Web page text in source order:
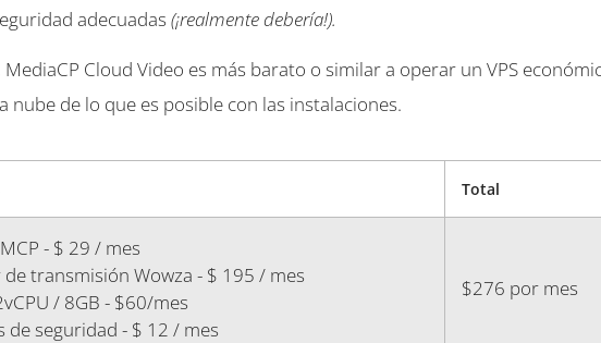
adecuadas (¡realmente debería!).
Cloud Video es más barato o similar a operar un VPS
de lo que es posible con las instalaciones.
Total
- $ 29 / mes
transmisión Wowza - $ 195 / mes
/ 8GB - $60/mes
de seguridad - $ 12 / mes
$276 por mes